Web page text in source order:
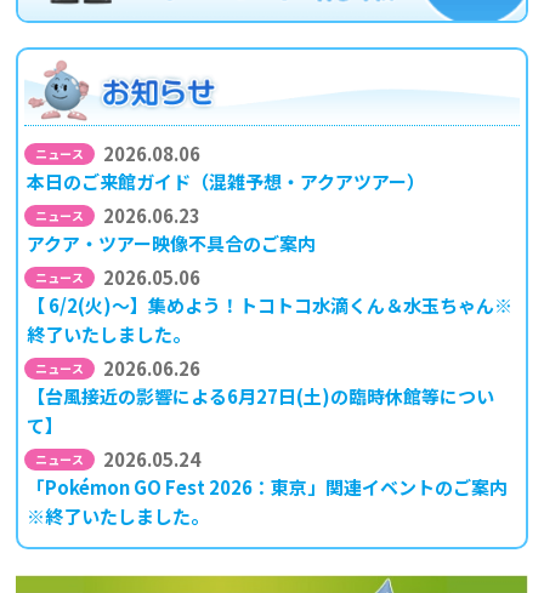
2026.08.06
本日のご来館ガイド（混雑予想・アクアツアー）
2026.06.23
アクア・ツアー映像不具合のご案内
2026.05.06
【 6/2(火)～】集めよう！トコトコ水滴くん＆水玉ちゃん※
終了いたしました。
2026.06.26
【台風接近の影響による6月27日(土)の臨時休館等につい
て】
2026.05.24
「Pokémon GO Fest 2026：東京」関連イベントのご案内
※終了いたしました。